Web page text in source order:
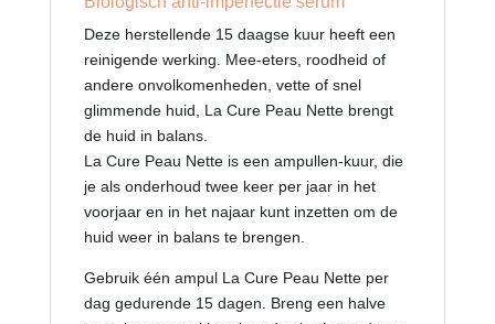
Deze herstellende 15 daagse kuur heeft een
reinigende werking. Mee-eters, roodheid of
andere onvolkomenheden, vette of snel
glimmende huid, La Cure Peau Nette brengt
de huid in balans.
La Cure Peau Nette is een ampullen-kuur, die
je als onderhoud twee keer per jaar in het
voorjaar en in het najaar kunt inzetten om de
huid weer in balans te brengen.
Gebruik één ampul La Cure Peau Nette per
dag gedurende 15 dagen. Breng een halve